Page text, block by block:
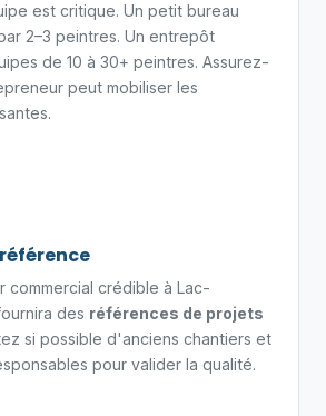
est critique. Un petit bureau
2–3 peintres. Un entrepôt
de 10 à 30+ peintres. Assurez-
peut mobiliser les
commercial crédible à Lac-
des références de projets
si possible d'anciens chantiers et
pour valider la qualité.